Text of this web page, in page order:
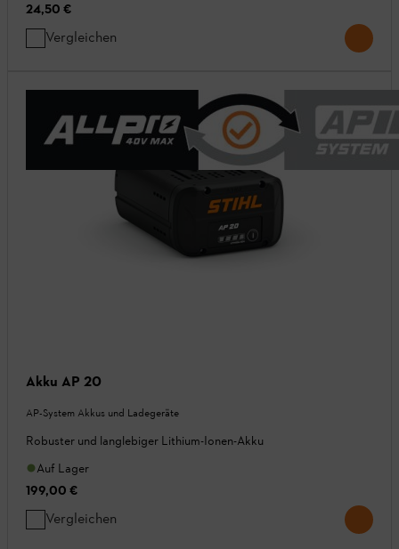
24,50 €
Vergleichen
Akku AP 20
AP-System Akkus und Ladegeräte
Robuster und langlebiger Lithium-Ionen-Akku
Auf Lager
199,00 €
Vergleichen